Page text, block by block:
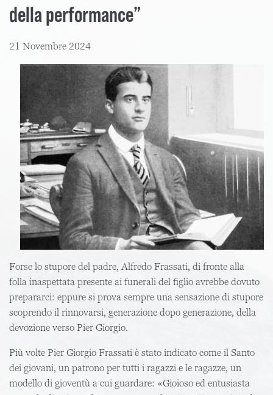
della performance”
21 Novembre 2024
Forse lo stupore del padre, Alfredo Frassati, di fronte alla
folla inaspettata presente ai funerali del figlio avrebbe dovuto
prepararci: eppure si prova sempre una sensazione di stupore
scoprendo il rinnovarsi, generazione dopo generazione, della
devozione verso Pier Giorgio.
Più volte Pier Giorgio Frassati è stato indicato come il Santo
dei giovani, un patrono per tutti i ragazzi e le ragazze, un
modello di gioventù a cui guardare: «Gioioso ed entusiasta